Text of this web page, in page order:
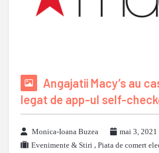
Angajatii Macy’s au
legat de app-ul self-
Monica-Ioana Buzea
mai 3, 2021
Evenimente & Stiri , Piata de comert